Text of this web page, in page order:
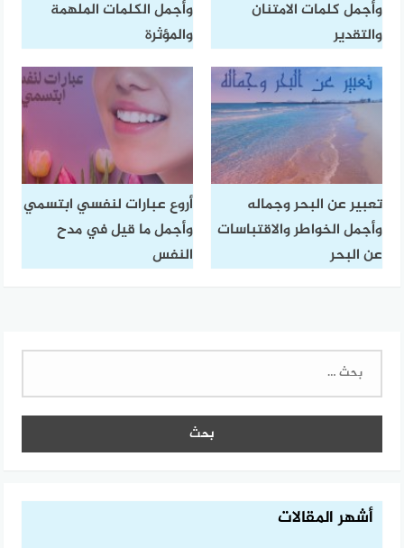
وأجمل كلمات الامتنان
والتقدير
وأجمل الكلمات الملهمة
والمؤثرة
تعبير عن البحر وجماله
وأجمل الخواطر والاقتباسات
عن البحر
أروع عبارات لنفسي ابتسمي
وأجمل ما قيل في مدح
النفس
البحث
أشهر المقالات